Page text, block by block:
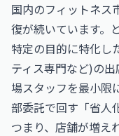
国内のフィットネス
復が続いています。
特定の目的に特化し
ティス専門など)の
場スタッフを最小限
部委託で回す「省人
つまり、店舗が増え